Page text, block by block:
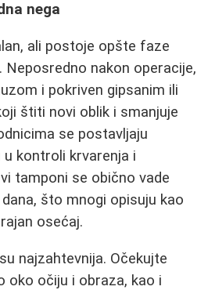
nega
ali postoje opšte faze
Neposredno nakon operacije,
i pokriven gipsanim ili
štiti novi oblik i smanjuje
se postavljaju
kontroli krvarenja i
tamponi se obično vade
što mnogi opisuju kao
osećaj.
najzahtevnija. Očekujte
oko očiju i obraza, kao i